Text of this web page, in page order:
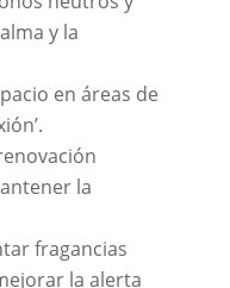
y la
en áreas de
la
fragancias
la alerta